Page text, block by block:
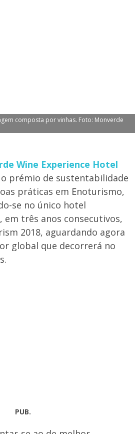
composta por vinhas. Foto: Monverde
Wine Experience Hotel
o prémio de sustentabilidade
práticas em Enoturismo,
se no único hotel
em três anos consecutivos,
2018, aguardando agora
global que decorrerá no
PUB.